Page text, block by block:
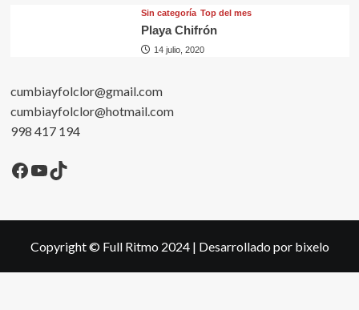
Sin categorí­a Top del mes
Playa Chifrón
14 julio, 2020
cumbiayfolclor@gmail.com
cumbiayfolclor@hotmail.com
998 417 194
Facebook
YouTube
TikTok
Copyright © Full Ritmo 2024 | Desarrollado por bixelo